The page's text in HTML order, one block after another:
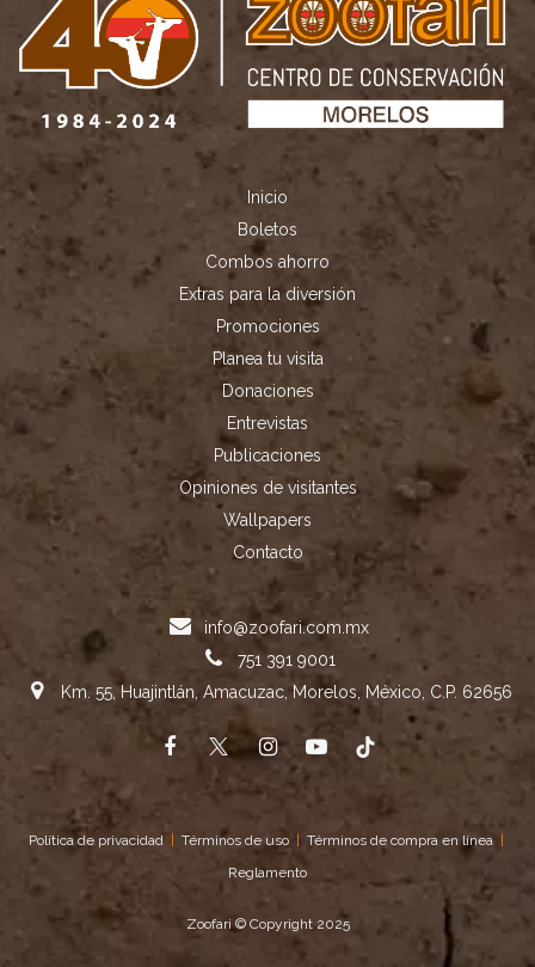
info@zoofari.com.mx
751 391 9001
Km. 55, Huajintlán, Amacuzac, Morelos, México, C.P. 62656
Inicio
Boletos
Combos ahorro
Extras para la diversión
Promociones
Planea tu visita
Donaciones
Entrevistas
Publicaciones
Opiniones de visitantes
Wallpapers
Contacto
Política de privacidad Términos de uso Términos de compra en línea
Reglamento
Zoofari © Copyright 2025